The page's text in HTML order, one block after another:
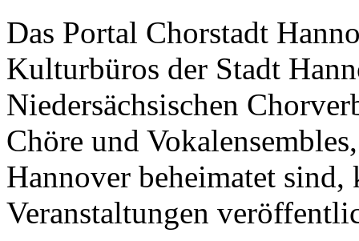
Das Portal Chorstadt
Kulturbüros der Stadt
Niedersächsischen
Chöre und
Hannover beheimatet sind,
Veranstaltungen